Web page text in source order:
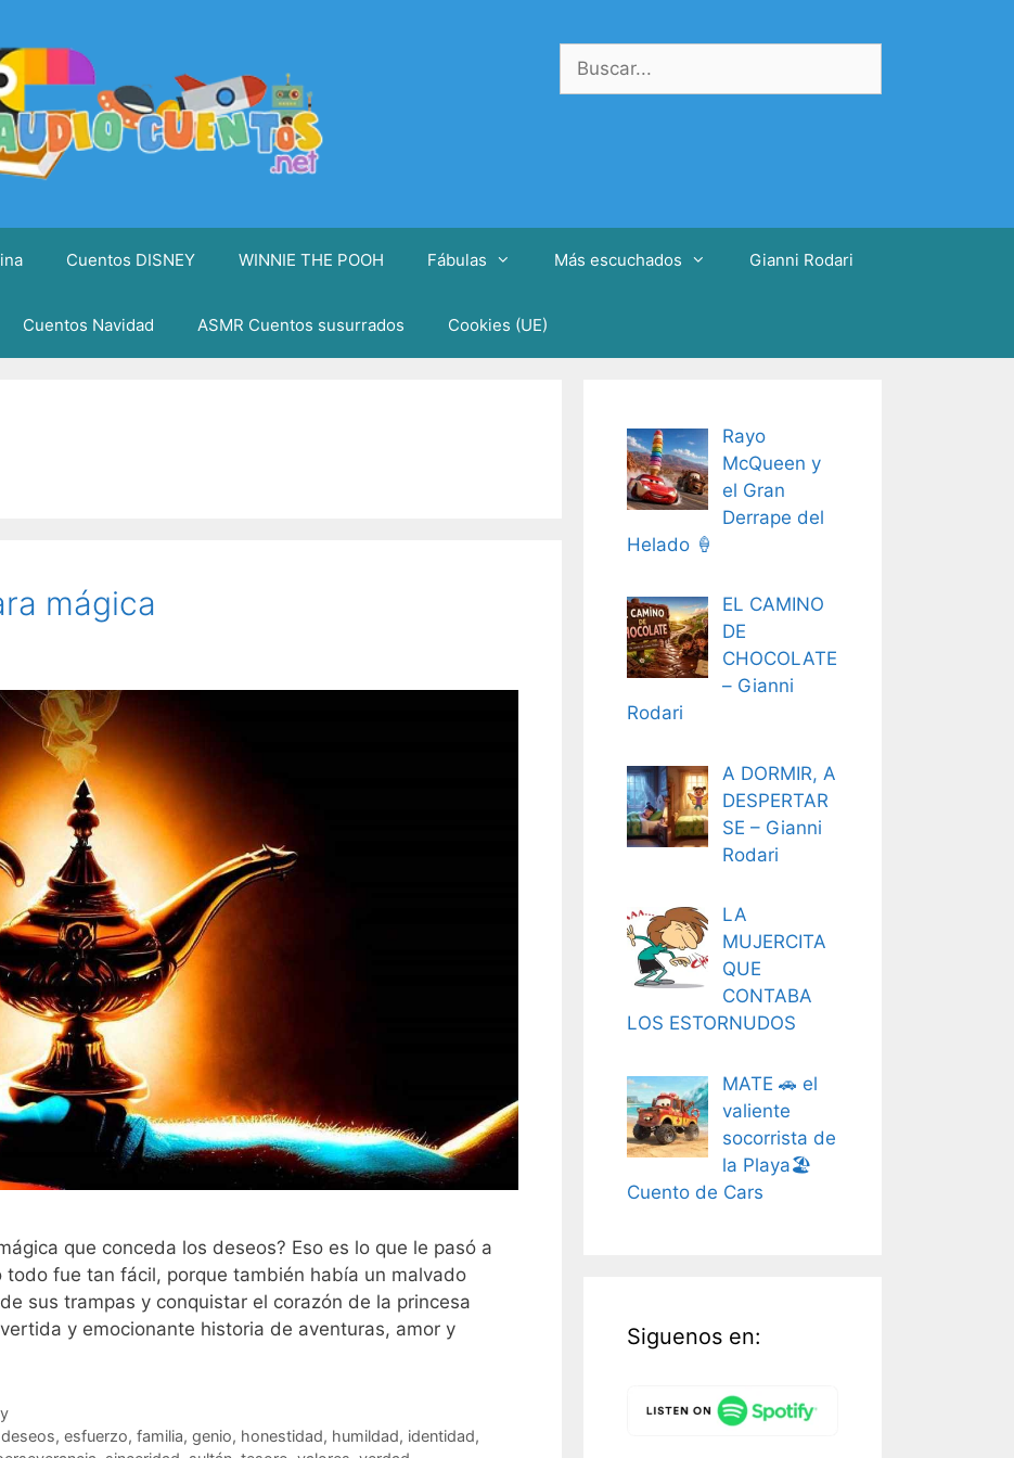
Buscar:
Cuentos DISNEY WINNIE THE POOH Fábulas Más escuchados Gianni Rodari
Cuentos Navidad ASMR Cuentos susurrados Cookies (UE)
mágica
que conceda los deseos? Eso es lo que le pasó a
todo fue tan fácil, porque también había un malvado
sus trampas y conquistar el corazón de la princesa
y emocionante historia de aventuras, amor y
deseos, esfuerzo, familia, genio, honestidad, humildad, identidad,
Rayo
McQueen y
el Gran
Derrape del
Helado 🍦
EL CAMINO
DE
CHOCOLATE
– Gianni
Rodari
A DORMIR, A
DESPERTAR
SE – Gianni
Rodari
LA
MUJERCITA
QUE
CONTABA
LOS ESTORNUDOS
MATE 🚗 el
valiente
socorrista de
la Playa🏖️
Cuento de Cars
Siguenos en: